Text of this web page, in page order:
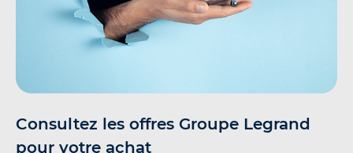
Consultez les offres Groupe Legrand
pour votre achat